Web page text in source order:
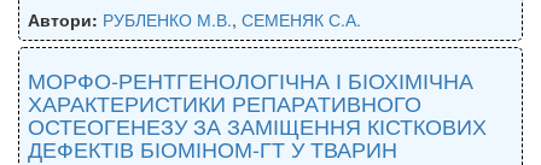
Автори: РУБЛЕНКО М.В., СЕМЕНЯК С.А.
МОРФО-РЕНТГЕНОЛОГІЧНА І БІОХІМІЧНА
ХАРАКТЕРИСТИКИ РЕПАРАТИВНОГО
ОСТЕОГЕНЕЗУ ЗА ЗАМІЩЕННЯ КІСТКОВИХ
ДЕФЕКТІВ БІОМІНОМ-ГТ У ТВАРИН